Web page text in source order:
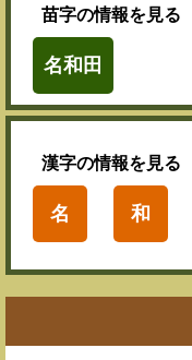
苗字の情報を見る
名和田
漢字の情報を見る
名 和